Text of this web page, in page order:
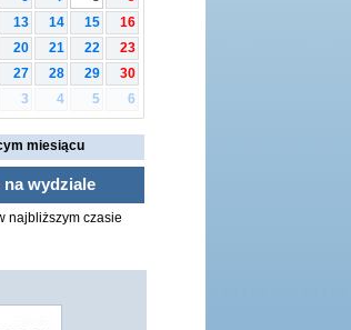
13 14 15
16
20 21 22
23
27 28 29
30
3 4 5 6
miesiącu
na wydziale
najbliższym czasie